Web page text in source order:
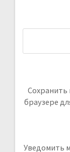
Сохранить
браузере
Уведомить